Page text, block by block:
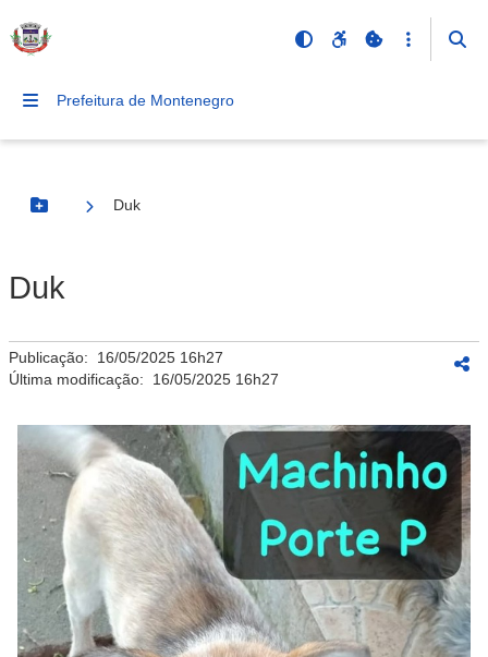
Prefeitura de Montenegro
Botão Menu
Duk
Duk
Publicação: 16/05/2025 16h27
Última modificação: 16/05/2025 16h27